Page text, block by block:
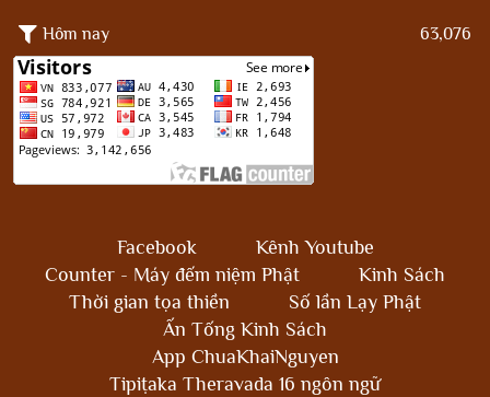
Hôm nay 63,076
Facebook
Kênh Youtube
Counter - Máy đếm niệm Phật
Kinh Sách
Thời gian tọa thiền
Số lần Lạy Phật
Ấn Tống Kinh Sách
App ChuaKhaiNguyen
Tipiṭaka Theravada 16 ngôn ngữ